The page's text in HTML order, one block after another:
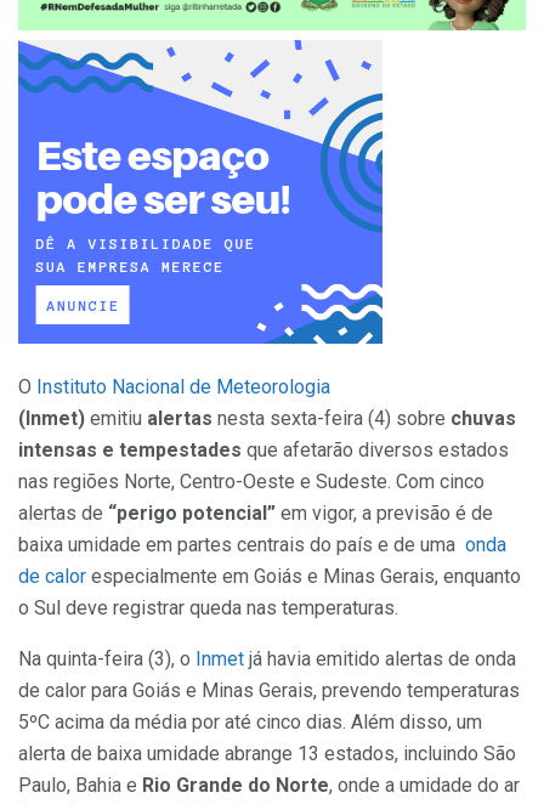
O Instituto Nacional de Meteorologia
(Inmet) emitiu alertas nesta sexta-feira (4) sobre chuvas
intensas e tempestades que afetarão diversos estados
nas regiões Norte, Centro-Oeste e Sudeste. Com cinco
alertas de “perigo potencial” em vigor, a previsão é de
baixa umidade em partes centrais do país e de uma onda
de calor especialmente em Goiás e Minas Gerais, enquanto
o Sul deve registrar queda nas temperaturas.
Na quinta-feira (3), o Inmet já havia emitido alertas de onda
de calor para Goiás e Minas Gerais, prevendo temperaturas
5ºC acima da média por até cinco dias. Além disso, um
alerta de baixa umidade abrange 13 estados, incluindo São
Paulo, Bahia e Rio Grande do Norte, onde a umidade do ar